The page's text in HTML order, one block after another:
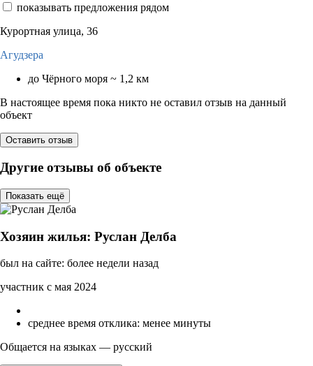
показывать предложения рядом
Курортная улица, 36
Агудзера
до Чёрного моря ~ 1,2 км
В настоящее время пока никто не оставил отзыв на данный
объект
Оставить отзыв
Другие отзывы об объекте
Показать ещё
Хозяин жилья: Руслан Делба
был на сайте: более недели назад
участник с мая 2024
среднее время отклика: менее минуты
Общается на языках — русский